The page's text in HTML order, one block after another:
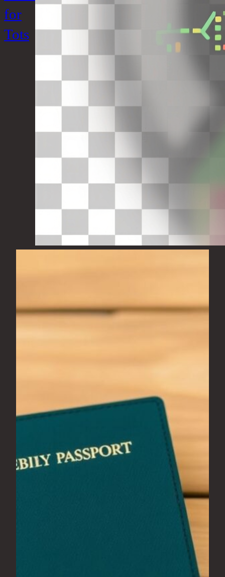
for
Tots